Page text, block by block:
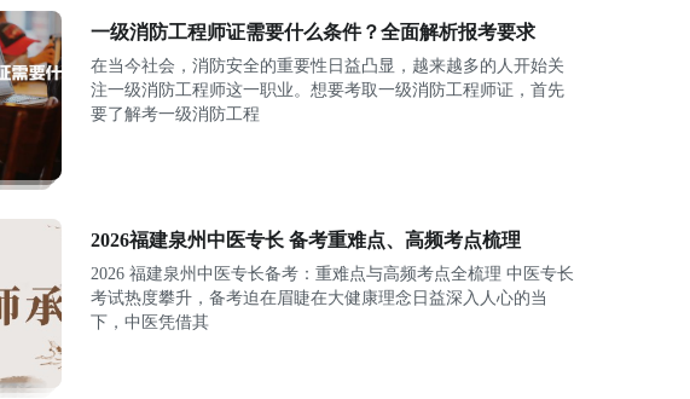
内容重复的情况，又让学员免于在海量课程
之间来回奔波，实现师资和时间的优化配
置。
教学规划：根据属地学员大数据，规划教学
课程，设置教学安排进度，实现专属化学
习。
一级消防工程师证需要什么条件？全面解析报考要求
在当今社会，消防安全的重要性日益凸显，越来越多的人开始关
注一级消防工程师这一职业。想要考取一级消防工程师证，首先
要了解考一级消防工程
2026福建泉州中医专长 备考重难点、高频考点梳理
2026 福建泉州中医专长备考：重难点与高频考点全梳理 中医专长
考试热度攀升，备考迫在眉睫在大健康理念日益深入人心的当
下，中医凭借其